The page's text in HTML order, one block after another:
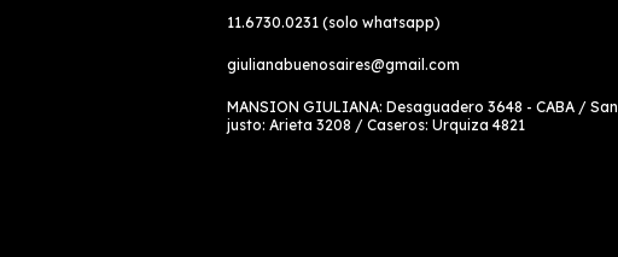
11.6730.0231 (solo whatsapp)
giulianabuenosaires@gmail.com
MANSION GIULIANA: Desaguadero 3648 - CABA / San
justo: Arieta 3208 / Caseros: Urquiza 4821